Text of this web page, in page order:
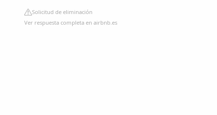
Solicitud de eliminación
Ver respuesta completa en airbnb.es